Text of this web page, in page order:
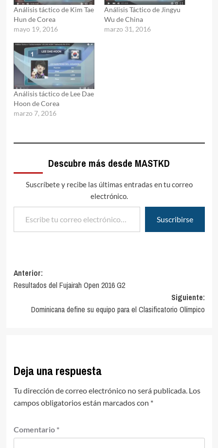
Análisis táctico de Kim Tae
Hun de Corea
mayo 19, 2016
Análisis Táctico de Jingyu
Wu de China
marzo 31, 2016
Análisis táctico de Lee Dae
Hoon de Corea
marzo 7, 2016
Descubre más desde MASTKD
Suscríbete y recibe las últimas entradas en tu correo
electrónico.
Escribe tu correo electrónico…
Suscribirse
Navegación
de
entradas
Anterior:
Resultados del Fujairah Open 2016 G2
Siguiente:
Dominicana define su equipo para el Clasificatorio Olímpico
Deja una respuesta
Tu dirección de correo electrónico no será publicada. Los
campos obligatorios están marcados con *
Comentario *